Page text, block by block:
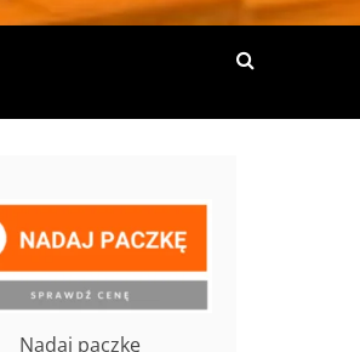
Nadaj paczkę